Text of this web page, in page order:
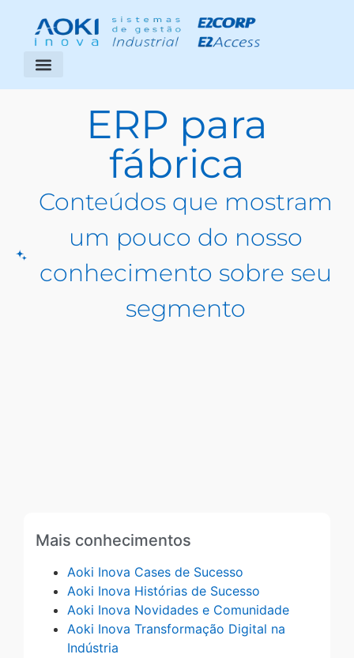
ERP para
fábrica
Conteúdos que mostram
um pouco do nosso
conhecimento sobre seu
segmento
Mais conhecimentos
Aoki Inova Cases de Sucesso
Aoki Inova Histórias de Sucesso
Aoki Inova Novidades e Comunidade
Aoki Inova Transformação Digital na
Indústria